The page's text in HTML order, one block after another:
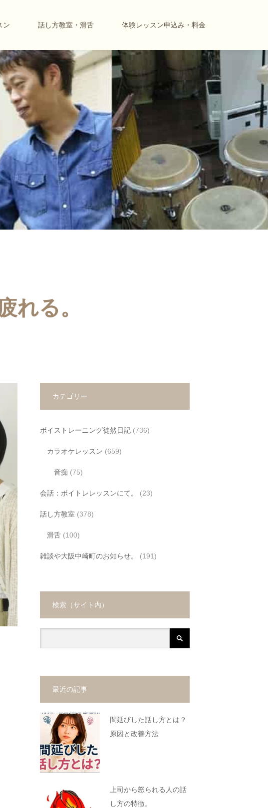
ン 話し方教室・滑舌 体験レッスン申込み・料金
れる。
カテゴリー
ボイストレーニング徒然日記(736)
カラオケレッスン (659)
音痴 (75)
会話：ボイトレレッスンにて。 (23)
話し方教室 (378)
滑舌(100)
雑談や大阪中崎町のお知らせ。 (191)
検索（サイト内）
最近の記事
間延びした話し方とは？
原因と改善方法
上司から怒られる人の話
し方の特徴。